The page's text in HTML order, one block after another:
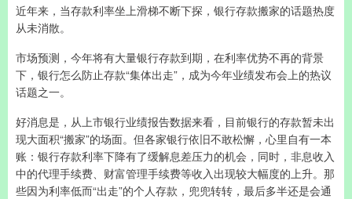
近年来，当存款利率坐上滑梯不断下探，银行存款搬家的话题热度
从未消散。
市场预测，今年将有大量银行存款到期，在利率优势不再的背景
下，银行怎么防止存款“集体出走”，成为今年业绩发布会上的热议
话题之一。
好消息是，从上市银行业绩报告数据来看，目前银行的存款暂未出
现大面积“搬家”的场面。但各家银行依旧不敢松懈，心里自有一本
账：银行存款利率下降有了缓解息差压力的机会，同时，非息收入
中的代理手续费、财富管理手续费等收入出现较大幅度的上升。那
些因为利率低而“出走”的个人存款，兜兜转转，最后多半还是会通